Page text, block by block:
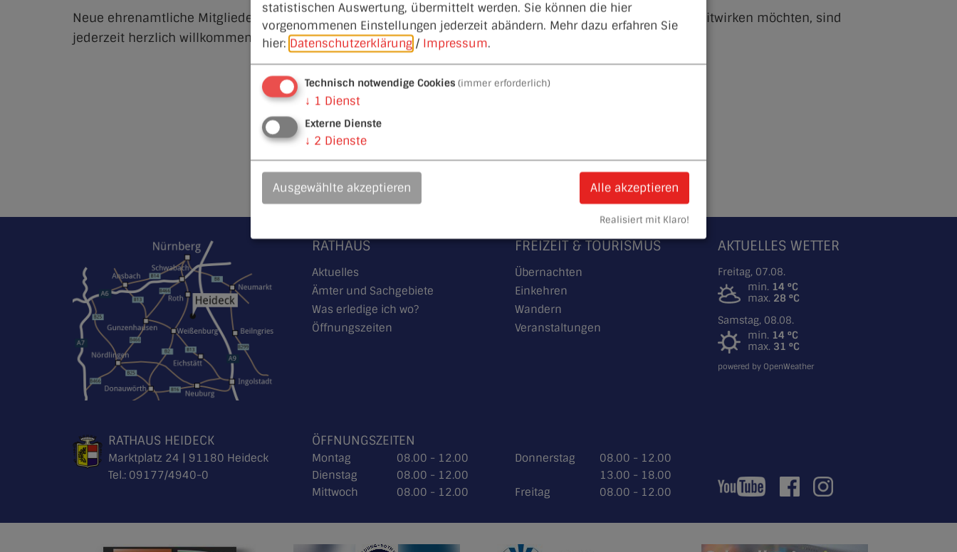
Neue ehrenamtliche Mitglieder, die bei der touristischen und/oder kulturellen Gestaltung Heidecks aktiv mitwirken möchten, sind
jederzeit herzlich willkommen.
RATHAUS
Aktuelles
Ämter und Sachgebiete
Was erledige ich wo?
Öffnungszeiten
FREIZEIT & TOURISMUS
Übernachten
Einkehren
Wandern
Veranstaltungen
AKTUELLES WETTER
Freitag, 07.08.
min. 14 °C
max. 28 °C
Samstag, 08.08.
min. 14 °C
max. 31 °C
powered by OpenWeather
RATHAUS HEIDECK
Marktplatz 24 | 91180 Heideck
Tel.: 09177/4940-0
ÖFFNUNGSZEITEN
Montag
08.00 - 12.00
Dienstag
08.00 - 12.00
Mittwoch
08.00 - 12.00
Donnerstag
08.00 - 12.00
13.00 - 18.00
Freitag
08.00 - 12.00
statistischen Auswertung, übermittelt werden. Sie können die hier
vorgenommenen Einstellungen jederzeit abändern. Mehr dazu erfahren Sie
hier: Datenschutzerklärung / Impressum.
Technisch notwendige Cookies (immer erforderlich)
↓ 1 Dienst
Externe Dienste
↓ 2 Dienste
Ausgewählte akzeptieren Alle akzeptieren
Realisiert mit Klaro!